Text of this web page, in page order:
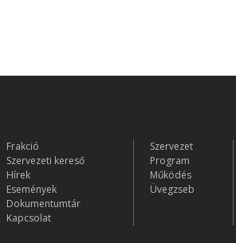
Frakció
Szervezeti kereső
Hírek
Események
Dokumentumtár
Kapcsolat
Szervezet
Program
Működés
Üvegzseb